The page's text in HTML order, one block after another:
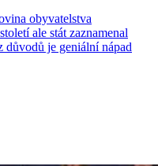
obyvatelstva
ale stát zaznamenal
důvodů je geniální nápad